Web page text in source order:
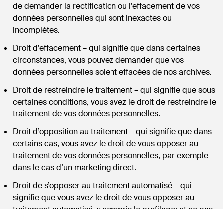
de demander la rectification ou l’effacement de vos
données personnelles qui sont inexactes ou
incomplètes.
Droit d’effacement – qui signifie que dans certaines
circonstances, vous pouvez demander que vos
données personnelles soient effacées de nos archives.
Droit de restreindre le traitement – qui signifie que sous
certaines conditions, vous avez le droit de restreindre le
traitement de vos données personnelles.
Droit d’opposition au traitement – qui signifie que dans
certains cas, vous avez le droit de vous opposer au
traitement de vos données personnelles, par exemple
dans le cas d’un marketing direct.
Droit de s’opposer au traitement automatisé – qui
signifie que vous avez le droit de vous opposer au